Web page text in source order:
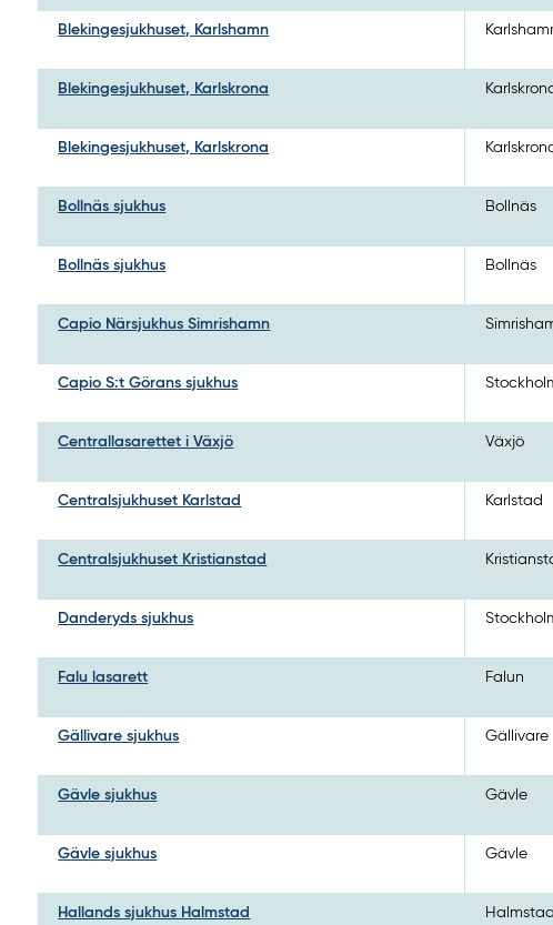
Blekingesjukhuset, Karlshamn
Blekingesjukhuset, Karlskrona
Blekingesjukhuset, Karlskrona
Bollnäs sjukhus Bollnäs
Bollnäs sjukhus Bollnäs
Capio Närsjukhus Simrishamn
Capio S:t Görans sjukhus
Centrallasarettet i Växjö Växjö
Centralsjukhuset Karlstad Karlstad
Centralsjukhuset Kristianstad
Danderyds sjukhus
Falu lasarett Falun
Gällivare sjukhus Gällivare
Gävle sjukhus Gävle
Gävle sjukhus Gävle
Hallands sjukhus Halmstad Halmstad